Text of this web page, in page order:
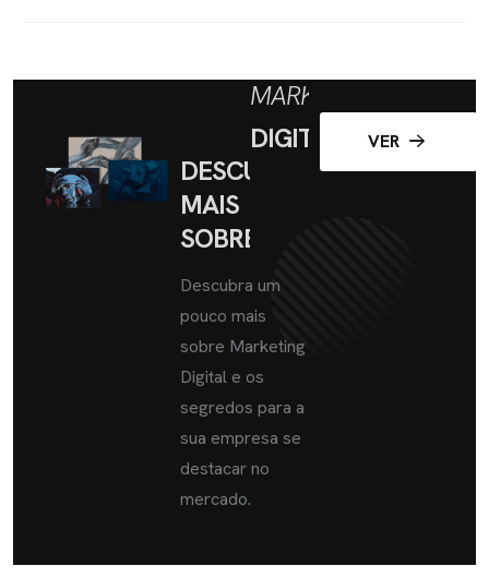
DESCUBRA
MAIS
SOBRE
MARKETING
DIGITAL
Descubra um
pouco mais
sobre Marketing
Digital e os
segredos para a
sua empresa se
destacar no
mercado.
VER